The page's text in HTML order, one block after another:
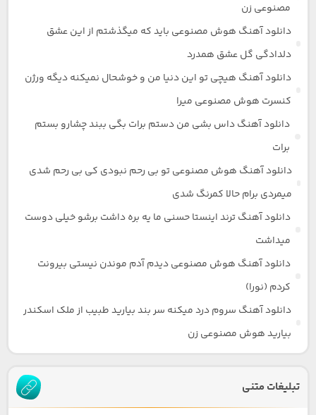
مصنوعی زن
دانلود آهنگ هوش مصنوعی باید که میگذشتم از این عشق
دلدادگی گل عشق همدرد
دانلود آهنگ هیچی تو این دنیا من و خوشحال نمیکنه دیگه ورژن
کنسرت هوش مصنوعی میرا
دانلود آهنگ داس بشی من دستم برات بگی ببند چشارو بستم
برات
دانلود آهنگ هوش مصنوعی تو بی رحم نبودی کی بی رحم شدی
میمردی برام حالا کمرنگ شدی
دانلود آهنگ ترند اینستا حسنی ما یه بره داشت برشو خیلی دوست
میداشت
دانلود آهنگ هوش مصنوعی دیدم آدم موندن نیستی بیرونت
کردم (نورا)
دانلود آهنگ سروم درد میکنه سر بند بیارید طبیب از ملک اسکندر
بیارید هوش مصنوعی زن
تبلیغات متنی